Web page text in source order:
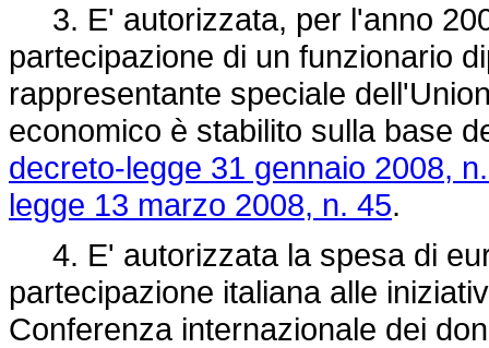
3. E' autorizzata, per l'anno
partecipazione di un funzionario
rappresentante speciale
economico è stabilito sulla base
decreto-legge 31 gennaio 2008,
legge 13 marzo 2008, n. 45.
4. E' autorizzata la spesa di
partecipazione italiana alle
Conferenza internazionale dei